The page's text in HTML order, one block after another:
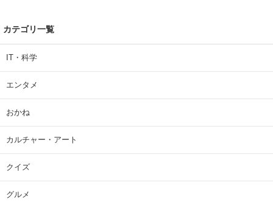
カテゴリ一覧
IT・科学
エンタメ
おかね
カルチャー・アート
クイズ
グルメ